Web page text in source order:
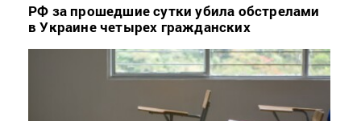
РФ за прошедшие сутки убила обстрелами
в Украине четырех гражданских